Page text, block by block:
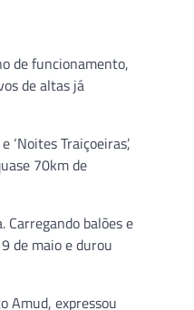
de funcionamento,
de altas já
Traiçoeiras’,
70km de
balões e
de maio e durou
Amud, expressou